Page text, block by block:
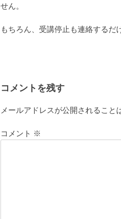
せん。
もちろん、受講停止も連絡するだ
コメントを残す
メールアドレスが公開されること
コメント ※